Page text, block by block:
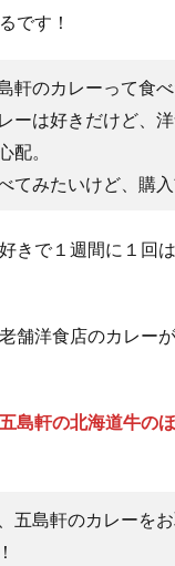
です！
軒のカレーって食
ーは好きだけど、
配。
てみたいけど、購
きで１週間に１回
舗洋食店のカレー
五島軒の北海道牛の
五島軒のカレーを